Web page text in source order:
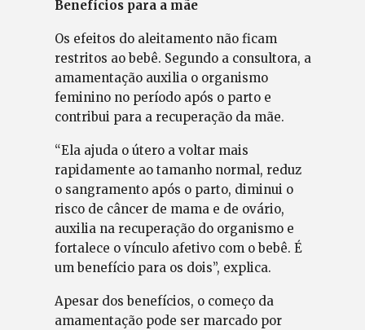
Benefícios para a mãe
Os efeitos do aleitamento não ficam
restritos ao bebê. Segundo a consultora, a
amamentação auxilia o organismo
feminino no período após o parto e
contribui para a recuperação da mãe.
“Ela ajuda o útero a voltar mais
rapidamente ao tamanho normal, reduz
o sangramento após o parto, diminui o
risco de câncer de mama e de ovário,
auxilia na recuperação do organismo e
fortalece o vínculo afetivo com o bebê. É
um benefício para os dois”, explica.
Apesar dos benefícios, o começo da
amamentação pode ser marcado por